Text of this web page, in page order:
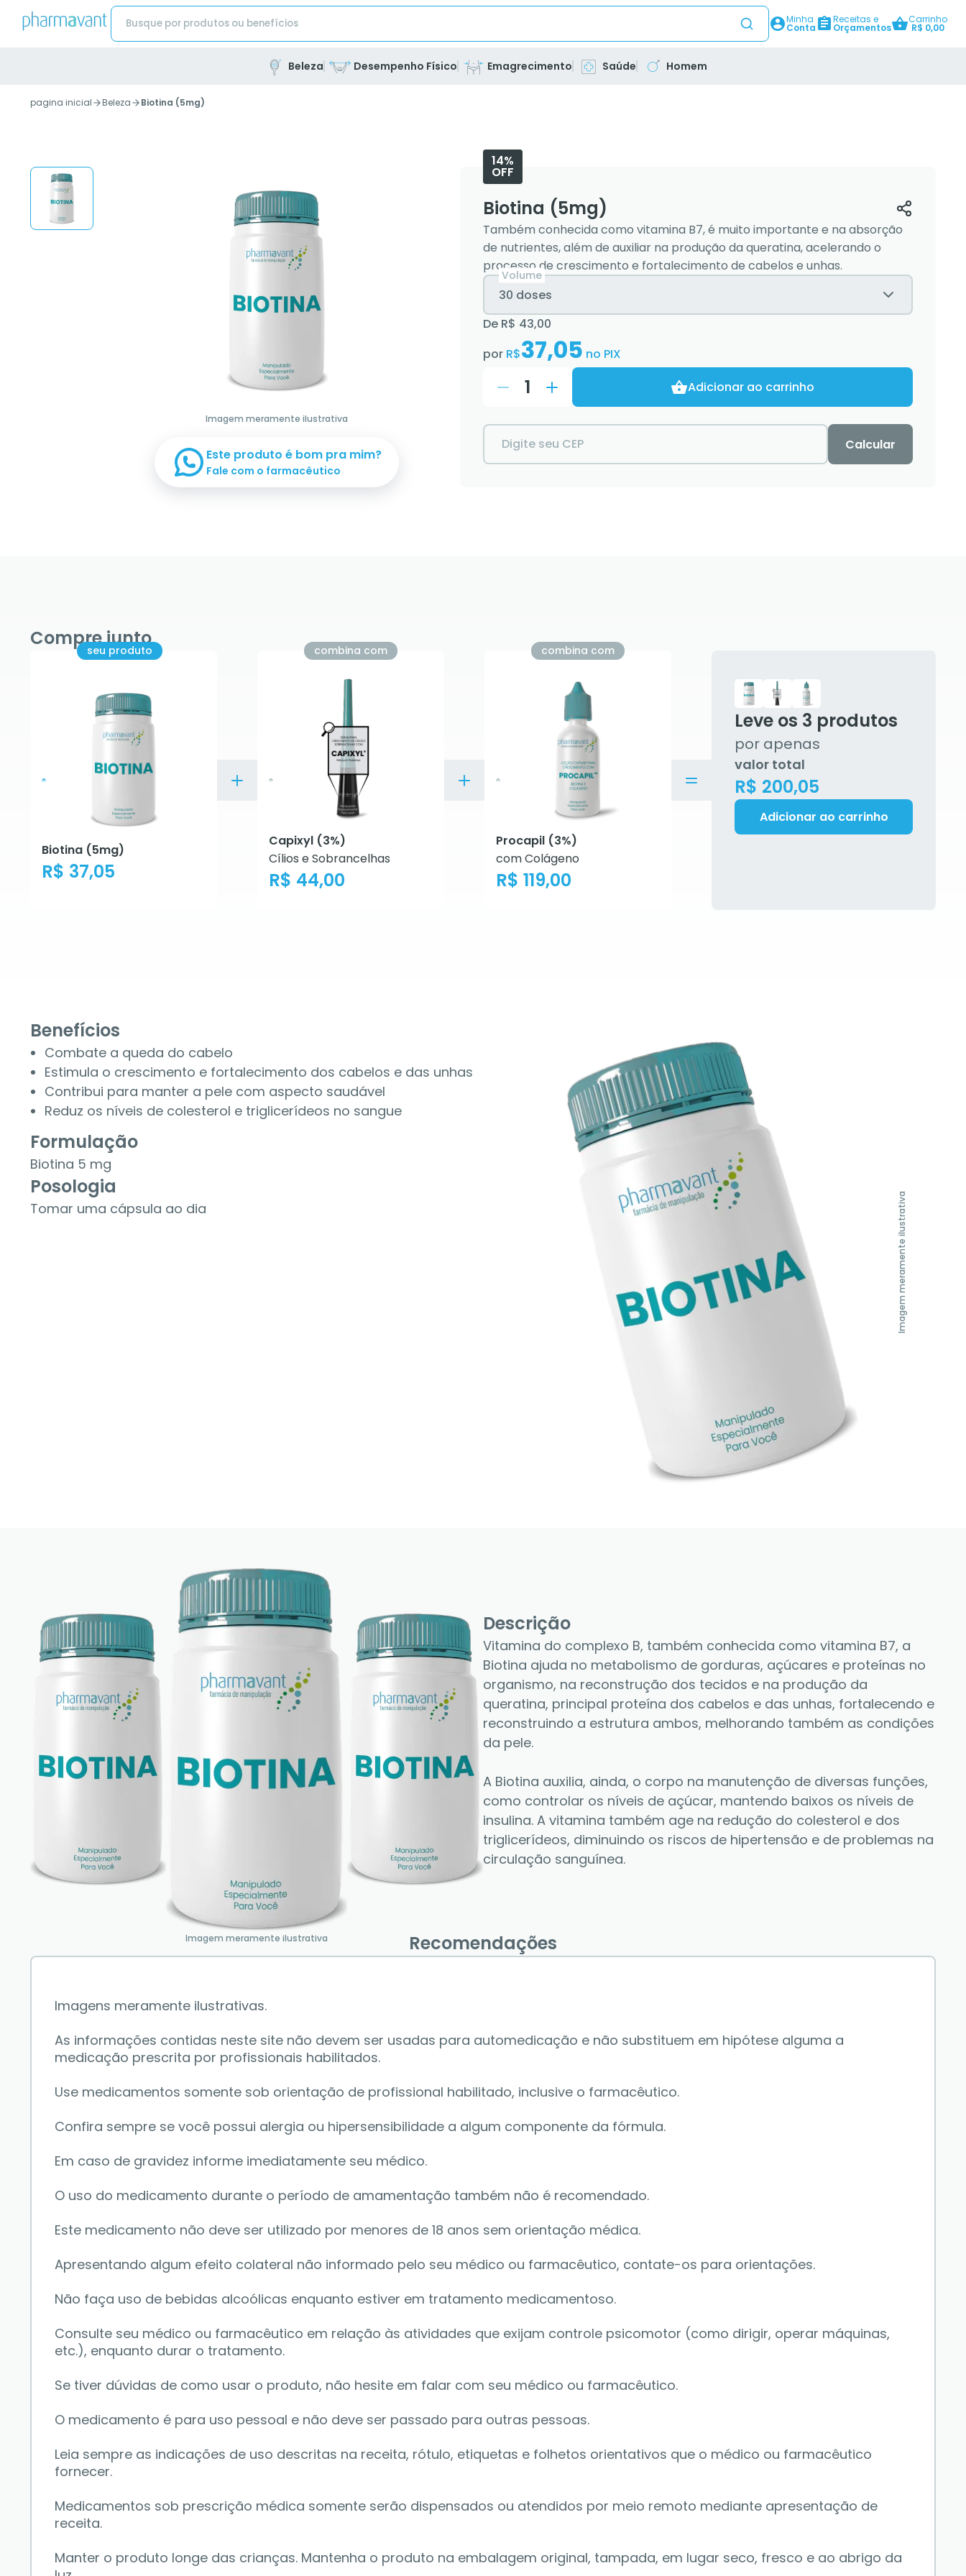
Minha
Conta
Receitas e
Orçamentos
Carrinho
R$ 0,00
Beleza Desempenho Físico Emagrecimento Saúde Homem
pagina inicial Beleza Biotina (5mg)
Imagem meramente ilustrativa
Este produto é bom pra mim?
Fale com o farmacêutico
14%
OFF
Biotina (5mg)
Também conhecida como vitamina B7, é muito importante e na absorção
de nutrientes, além de auxiliar na produção da queratina, acelerando o
processo de crescimento e fortalecimento de cabelos e unhas.
Volume
30 doses
De R$ 43,00
por R$37,05 no PIX
1 Adicionar ao carrinho
Digite seu CEP Calcular
Compre junto
seu produto
Biotina (5mg)
R$ 37,05
combina com
Capixyl (3%)
Cílios e Sobrancelhas
R$ 44,00
combina com
Procapil (3%)
com Colágeno
R$ 119,00
Leve os 3 produtos
por apenas
valor total
R$ 200,05
Adicionar ao carrinho
Benefícios
Combate a queda do cabelo
Estimula o crescimento e fortalecimento dos cabelos e das unhas
Contribui para manter a pele com aspecto saudável
Reduz os níveis de colesterol e triglicerídeos no sangue
Formulação
Biotina 5 mg
Posologia
Tomar uma cápsula ao dia Imagem meramente ilustrativa
Descrição
Vitamina do complexo B, também conhecida como vitamina B7, a
Biotina ajuda no metabolismo de gorduras, açúcares e proteínas no
organismo, na reconstrução dos tecidos e na produção da
queratina, principal proteína dos cabelos e das unhas, fortalecendo e
reconstruindo a estrutura ambos, melhorando também as condições
da pele.
A Biotina auxilia, ainda, o corpo na manutenção de diversas funções,
como controlar os níveis de açúcar, mantendo baixos os níveis de
insulina. A vitamina também age na redução do colesterol e dos
triglicerídeos, diminuindo os riscos de hipertensão e de problemas na
circulação sanguínea.
Imagem meramente ilustrativa Recomendações
Imagens meramente ilustrativas.
As informações contidas neste site não devem ser usadas para automedicação e não substituem em hipótese alguma a
medicação prescrita por profissionais habilitados.
Use medicamentos somente sob orientação de profissional habilitado, inclusive o farmacêutico.
Confira sempre se você possui alergia ou hipersensibilidade a algum componente da fórmula.
Em caso de gravidez informe imediatamente seu médico.
O uso do medicamento durante o período de amamentação também não é recomendado.
Este medicamento não deve ser utilizado por menores de 18 anos sem orientação médica.
Apresentando algum efeito colateral não informado pelo seu médico ou farmacêutico, contate-os para orientações.
Não faça uso de bebidas alcoólicas enquanto estiver em tratamento medicamentoso.
Consulte seu médico ou farmacêutico em relação às atividades que exijam controle psicomotor (como dirigir, operar máquinas,
etc.), enquanto durar o tratamento.
Se tiver dúvidas de como usar o produto, não hesite em falar com seu médico ou farmacêutico.
O medicamento é para uso pessoal e não deve ser passado para outras pessoas.
Leia sempre as indicações de uso descritas na receita, rótulo, etiquetas e folhetos orientativos que o médico ou farmacêutico
fornecer.
Medicamentos sob prescrição médica somente serão dispensados ou atendidos por meio remoto mediante apresentação de
receita.
Manter o produto longe das crianças. Mantenha o produto na embalagem original, tampada, em lugar seco, fresco e ao abrigo da